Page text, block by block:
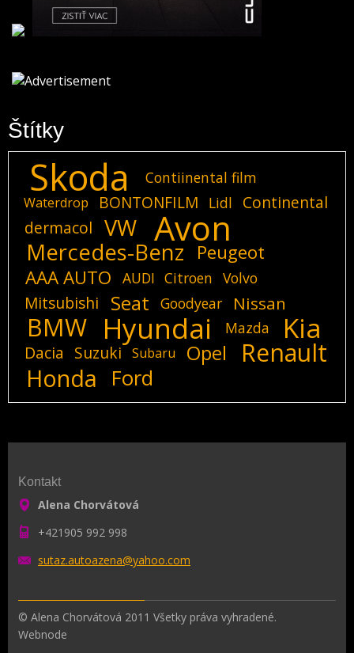
Štítky
Skoda Contiinental film
Waterdrop BONTONFILM Lidl
Continental
dermacol
VW Avon
Mercedes-Benz
Peugeot
AAA AUTO
AUDI Citroen Volvo
Mitsubishi Seat Goodyear Nissan
BMW Hyundai Mazda Kia
Dacia Suzuki Subaru Opel Renault
Honda Ford
Kontakt
Alena Chorvátová
+421905 992 998
sutaz.autoazena@yahoo.com
© Alena Chorvátová 2011 Všetky práva vyhradené.
Webnode